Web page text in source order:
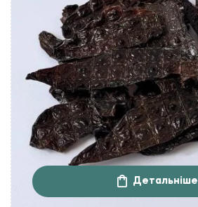
Детальніше